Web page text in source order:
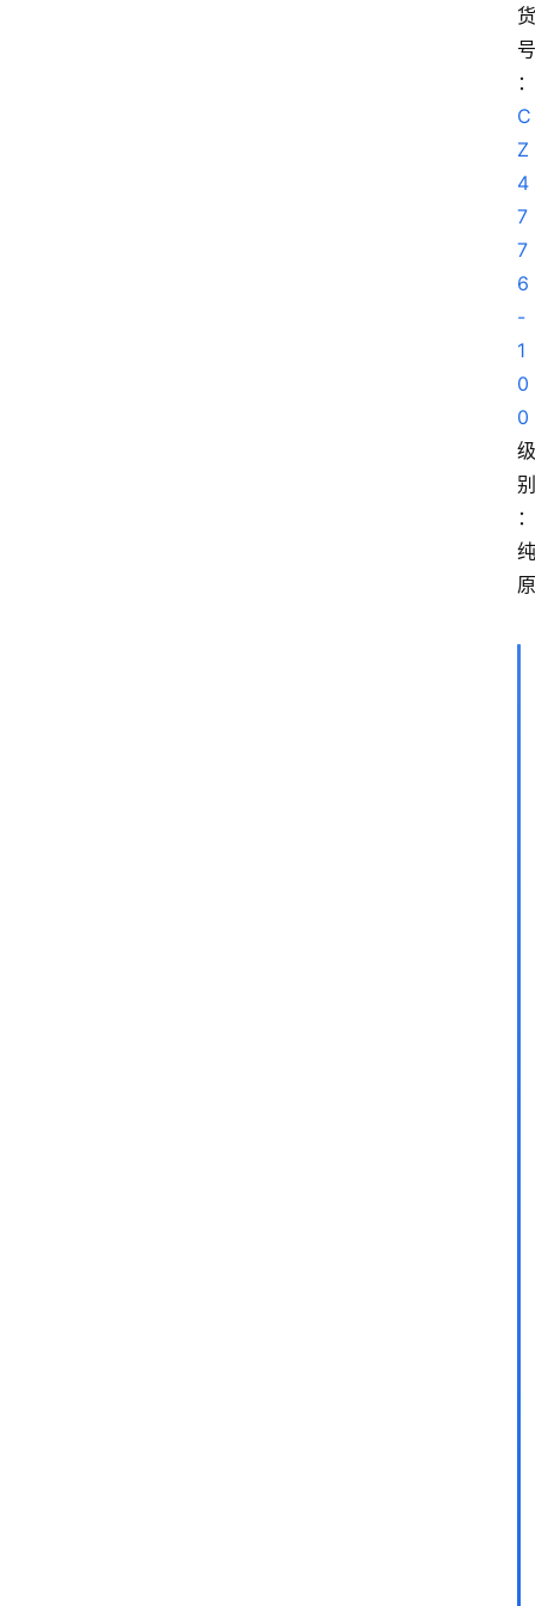
货
号
：
C
Z
4
7
7
6
-
1
0
0
级
别
：
纯
原